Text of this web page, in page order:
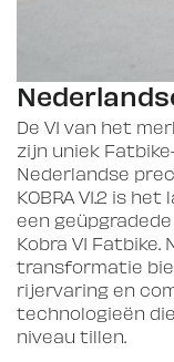
De V1 van het
zijn uniek
Nederlandse
KOBRA V1.2 is
een
Kobra V1
transformatie
rijervaring en
technologieën
niveau tillen.